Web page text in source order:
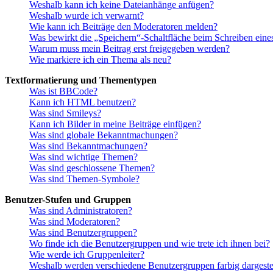
Weshalb kann ich keine Dateianhänge anfügen?
Weshalb wurde ich verwarnt?
Wie kann ich Beiträge den Moderatoren melden?
Was bewirkt die „Speichern“-Schaltfläche beim Schreiben
Warum muss mein Beitrag erst freigegeben werden?
Wie markiere ich ein Thema als neu?
Textformatierung und Thementypen
Was ist BBCode?
Kann ich HTML benutzen?
Was sind Smileys?
Kann ich Bilder in meine Beiträge einfügen?
Was sind globale Bekanntmachungen?
Was sind Bekanntmachungen?
Was sind wichtige Themen?
Was sind geschlossene Themen?
Was sind Themen-Symbole?
Benutzer-Stufen und Gruppen
Was sind Administratoren?
Was sind Moderatoren?
Was sind Benutzergruppen?
Wo finde ich die Benutzergruppen und wie trete ich ihnen bei?
Wie werde ich Gruppenleiter?
Weshalb werden verschiedene Benutzergruppen farbig